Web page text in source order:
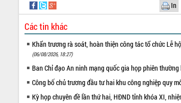
In
Các tin khác
Khẩn trương rà soát, hoàn thiện công tác tổ chức Lễ
(06/08/2026, 18:27)
Ban Chỉ đạo An ninh mạng quốc gia họp phiên
Công bố chủ trương đầu tư hai khu công nghiệp quy
Kỳ họp chuyên đề lần thứ hai, HĐND tỉnh khóa XI,